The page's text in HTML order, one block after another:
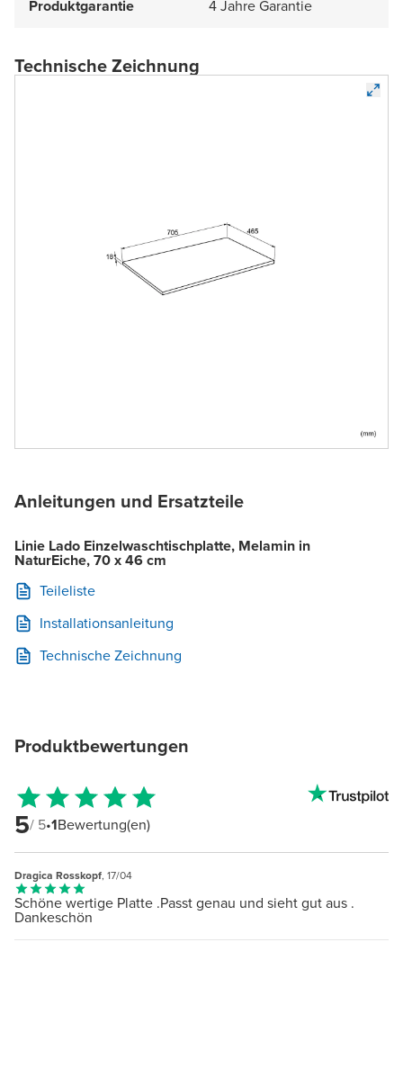
Produktgarantie 4 Jahre Garantie
Technische Zeichnung
Anleitungen und Ersatzteile
Linie Lado Einzelwaschtischplatte, Melamin in
NaturEiche, 70 x 46 cm
Teileliste
Installationsanleitung
Technische Zeichnung
Produktbewertungen
5/ 5•1Bewertung(en)
Dragica Rosskopf, 17/04
Schöne wertige Platte .Passt genau und sieht gut aus .
Dankeschön